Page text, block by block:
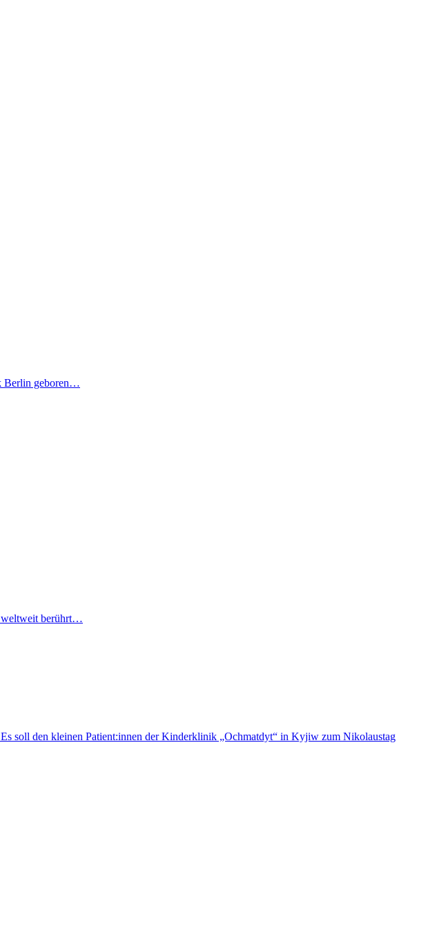
Berlin geboren…
weltweit berührt…
soll den kleinen Patient:innen der Kinderklinik „Ochmatdyt“ in Kyjiw zum Nikolaustag